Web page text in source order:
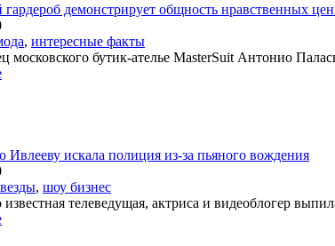
демонстрирует общность нравственных
, интересные факты
московского бутик-ателье MasterSuit Антонио
Ивлееву искала полиция из-за пьяного вождения
, шоу бизнес
телеведущая, актриса и видеоблогер